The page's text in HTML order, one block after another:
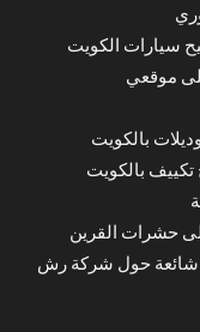
سيارات الكويت
بالكويت
بالكويت
حشرات القرين
شائعة حول شركة رش